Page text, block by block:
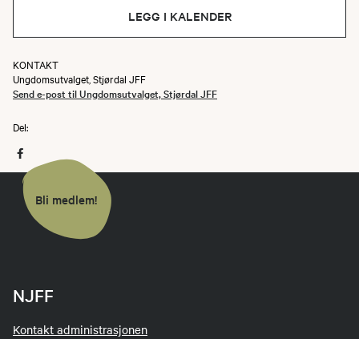
LEGG I KALENDER
KONTAKT
Ungdomsutvalget, Stjørdal JFF
Send e-post til Ungdomsutvalget, Stjørdal JFF
Del:
Bli medlem!
NJFF
Kontakt administrasjonen